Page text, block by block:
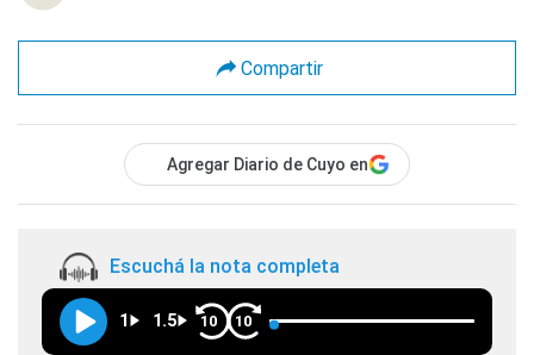
Compartir
Agregar Diario de Cuyo en
Escuchá la nota completa
1 1.5 10 10